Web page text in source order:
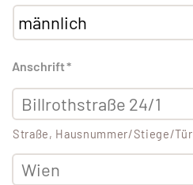
Anschrift*
Straße, Hausnummer/Stiege/Tür